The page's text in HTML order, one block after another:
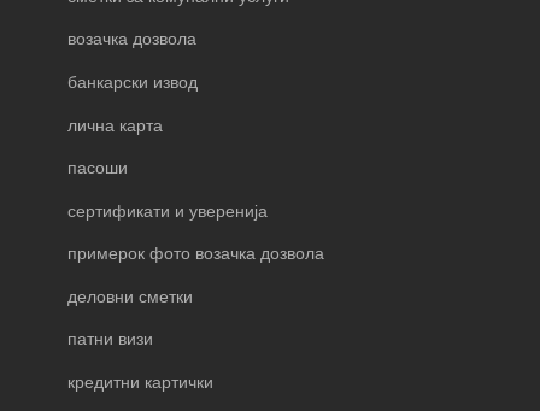
возачка дозвола
банкарски извод
лична карта
пасоши
сертификати и уверенија
примерок фото возачка дозвола
деловни сметки
патни визи
кредитни картички